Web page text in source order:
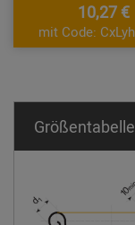
10,27 €
mit Code: